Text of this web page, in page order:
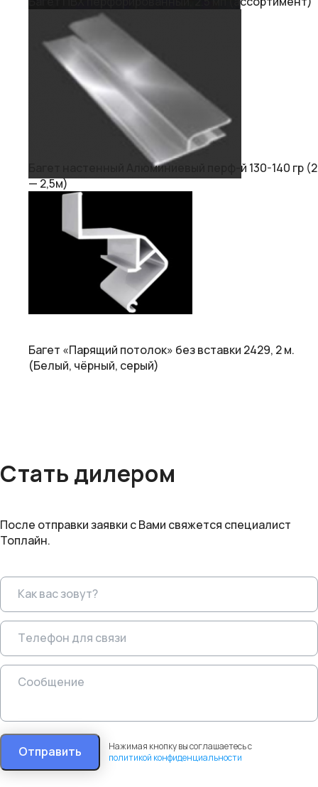
Багет настенный Алюминиевый перф-й 130-140 гр (2
— 2,5м)
Багет «Парящий потолок» без вставки 2429, 2 м.
(Белый, чёрный, серый)
Стать дилером
После отправки заявки с Вами свяжется специалист
Топлайн.
Отправить
Нажимая кнопку вы соглашаетесь с
политикой конфиденциальности